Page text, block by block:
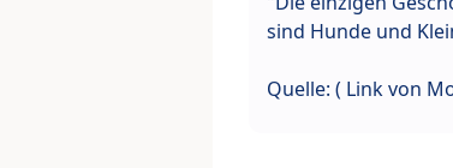
sind Hunde und
Quelle: ( Link von